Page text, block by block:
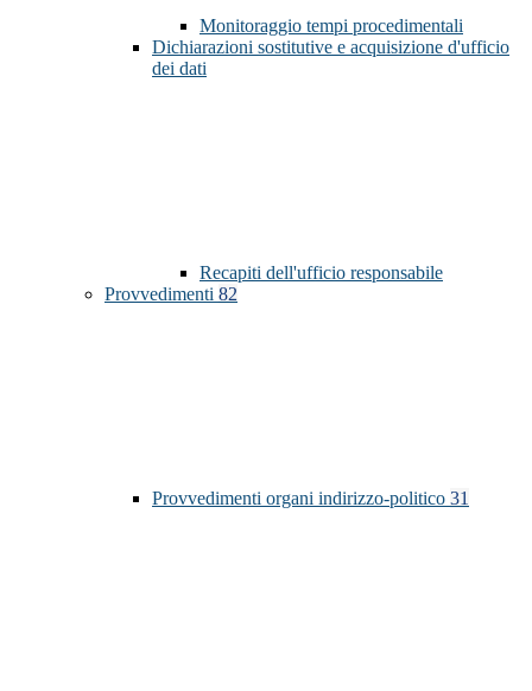
Monitoraggio tempi procedimentali
Dichiarazioni sostitutive e acquisizione d'ufficio
dei dati
Recapiti dell'ufficio responsabile
Provvedimenti 82
Provvedimenti organi indirizzo-politico 31